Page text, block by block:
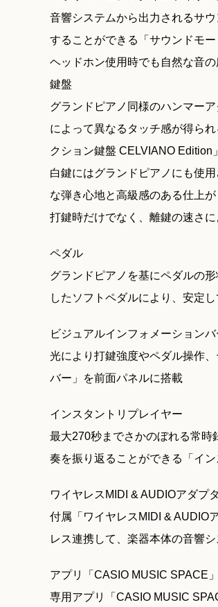
音響システムから出力されるサ
することができる「サウンドモ
ヘッドホン使用時でも自然な音
鍵盤
グランドピアノ同様のハンマー
によって異なるタッチ感が得ら
クション鍵盤 CELVIANO Edition」
白鍵にはグランドピアノにも使
な弾き心地と高級感のある仕上が
打鍵時だけでなく、離鍵の速さ
ペダル
グランドピアノを基にペダルの
したソフトペダルにより、安定
ビジュアルインフォメーションバ
光により打鍵強度やペダル操作
バー」を前面パネルに搭載
インスタントリプレイヤー
最大270秒までさかのぼれる常
奏を振り返ることができる「イン
ワイヤレスMIDI & AUDIOアダプ
付属「ワイヤレスMIDI & AUDIO
レス連携して、楽器本体の音響
アプリ「CASIO MUSIC SPACE」
専用アプリ「CASIO MUSIC